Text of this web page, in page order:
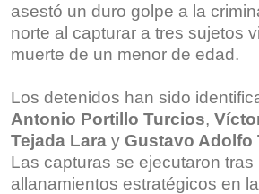
asestó un duro golpe a la
norte al capturar a tres sujetos
muerte de un menor de edad.
Los detenidos han sido
Antonio Portillo Turcios,
Tejada Lara y Gustavo Adolfo
Las capturas se ejecutaron tras
allanamientos estratégicos en